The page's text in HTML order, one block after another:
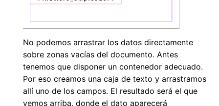
No podemos arrastrar los datos directamente
sobre zonas vacías del documento. Antes
tenemos que disponer un contenedor adecuado.
Por eso creamos una caja de texto y arrastramos
allí uno de los campos. El resultado será el que
vemos arriba, donde el dato aparecerá